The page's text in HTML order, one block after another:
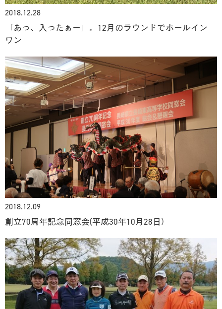
2018.12.28
「あっ、入ったぁー」。12月のラウンドでホールイン
ワン
2018.12.09
創立70周年記念同窓会(平成30年10月28日）